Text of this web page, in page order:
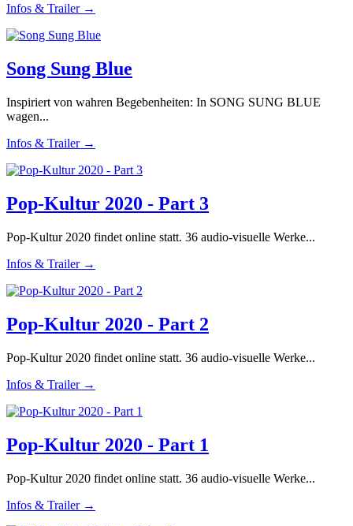
Infos & Trailer →
Song Sung Blue
Inspiriert von wahren Begebenheiten: In SONG SUNG BLUE
wagen...
Infos & Trailer →
Pop-Kultur 2020 - Part 3
Pop-Kultur 2020 findet online statt. 36 audio-visuelle Werke...
Infos & Trailer →
Pop-Kultur 2020 - Part 2
Pop-Kultur 2020 findet online statt. 36 audio-visuelle Werke...
Infos & Trailer →
Pop-Kultur 2020 - Part 1
Pop-Kultur 2020 findet online statt. 36 audio-visuelle Werke...
Infos & Trailer →